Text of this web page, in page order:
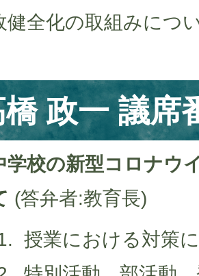
健全化の取組みにつ
政一 議席
学校の新型コロナウ
(答弁者:教育長)
授業における対策